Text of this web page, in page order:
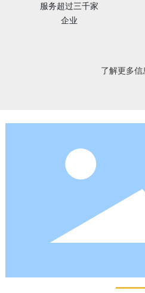
服务超过三千家
企业
了解更多信